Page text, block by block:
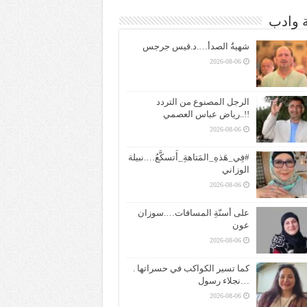
وادب
شهيةُ الصدأ….د.قيس جرجس
2026-08-06
الرجل المصنوع من التردد
!!..رياض عباس العصمي
2026-08-06
#فِي_هَذهِ_المَتاهةِ_أَتسكَّعُ….نبيلة
الوزاني
2026-08-06
على أسنّةِ المسافات….سوزان
عون
2026-08-06
كما تسير الكواكب في حسراتها .
…نجلاء رسول
2026-08-06